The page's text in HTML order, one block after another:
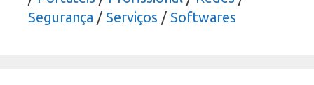
Segurança / Serviços / Softwares